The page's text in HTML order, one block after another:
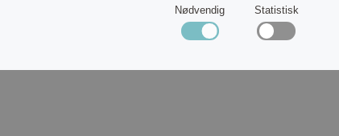
Nødvendig Statistisk